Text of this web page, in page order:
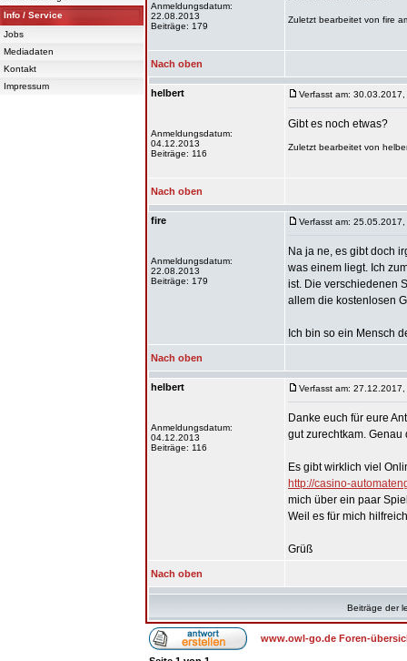
Info / Service
Jobs
Mediadaten
Kontakt
Impressum
Anmeldungsdatum:
22.08.2013
Beiträge: 179
Zuletzt bearbeitet von fire
Nach oben
helbert
Anmeldungsdatum:
04.12.2013
Beiträge: 116
Verfasst am:
Gibt es noch etwas?
Zuletzt bearbeitet von
Nach oben
fire
Anmeldungsdatum:
22.08.2013
Beiträge: 179
Verfasst am:
Na ja ne, es gibt doch
was einem liegt. Ich
ist. Die verschiedenen
allem die kostenlosen
Ich bin so ein Mensch
Nach oben
helbert
Anmeldungsdatum:
04.12.2013
Beiträge: 116
Verfasst am:
Danke euch für eure
gut zurechtkam.
Es gibt wirklich viel
http://casino-
mich über ein paar
Weil es für mich
Grüß
Nach oben
Beiträge der
www.owl-go.de Foren-